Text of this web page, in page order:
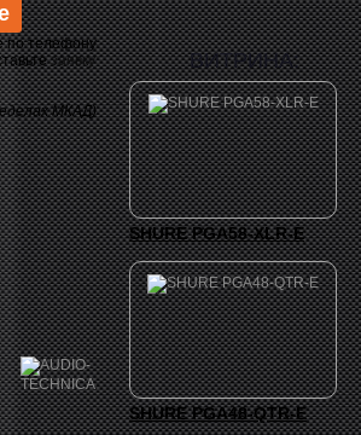
по телефону
заявку
МКАД)
ВИТРИНА:
SHURE PGA58-XLR-E
SHURE PGA48-QTR-E